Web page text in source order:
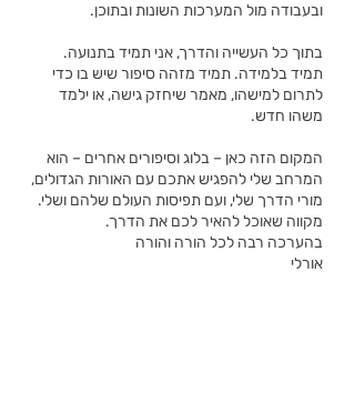
ובעבודה מול המערכות השונות ובתוכן.
בתוך כל העשייה והדרך, אני תמיד בתנועה.
תמיד בלמידה. תמיד מזהה סיפור שיש בו כדי
לתרום למישהו, מאמר שיחזק גישה, או ילמד
משהו חדש.
המקום הזה כאן – בלוג וסיפורים אחרים – הוא
המרחב שלי להפגיש אתכם עם האורות הגדולים,
מורי הדרך שלי, ועם תפיסות העולם שלהם ושלי.
מקווה שאוכל להאיר לכם את הדרך.
בהערכה רבה לכל הורה והורה
אורלי